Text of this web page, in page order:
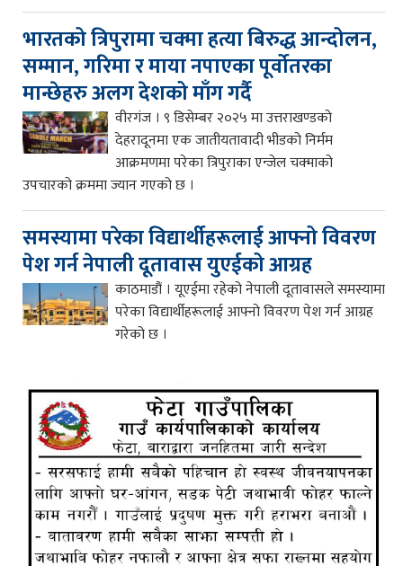
भारतको त्रिपुरामा चक्मा हत्या बिरुद्ध आन्दोलन,
सम्मान, गरिमा र माया नपाएका पूर्वोतरका
मान्छेहरु अलग देशको माँग गर्दै
वीरगंज । ९ डिसेम्बर २०२५ मा उत्तराखण्डको
देहरादूनमा एक जातीयतावादी भीडको निर्मम
आक्रमणमा परेका त्रिपुराका एन्जेल चक्माको
उपचारको क्रममा ज्यान गएको छ ।
समस्यामा परेका विद्यार्थीहरूलाई आफ्नो विवरण
पेश गर्न नेपाली दूतावास युएईको आग्रह
काठमाडौं । यूएईमा रहेको नेपाली दूतावासले समस्यामा
परेका विद्यार्थीहरूलाई आफ्नो विवरण पेश गर्न आग्रह
गरेको छ ।